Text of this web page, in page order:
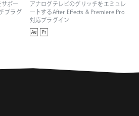
ポー
プラグ
アナログテレビのグリッチをエミュレ
ートするAfter Effects & Premiere Pro
対応プラグイン